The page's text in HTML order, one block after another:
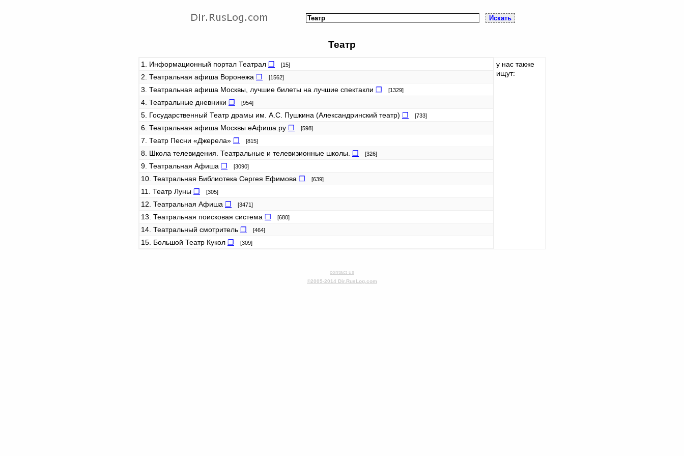
Театр
1. Информационный портал Театрал ❐ [15]
2. Театральная афиша Воронежа ❐ [1562]
3. Театральная афиша Москвы, лучшие билеты на лучшие спектакли ❐ [1329]
4. Театральные дневники ❐ [954]
5. Государственный Театр драмы им. А.С. Пушкина (Александринский театр) ❐ [733]
6. Театральная афиша Москвы еАфиша.ру ❐ [598]
7. Театр Песни «Джерела» ❐ [815]
8. Школа телевидения. Театральные и телевизионные школы. ❐ [326]
9. Театральная Афиша ❐ [3090]
10. Театральная Библиотека Сергея Ефимова ❐ [639]
11. Театр Луны ❐ [305]
12. Театральная Афиша ❐ [3471]
13. Театральная поисковая система ❐ [680]
14. Театральный смотритель ❐ [464]
15. Большой Театр Кукол ❐ [309]
у нас также
ищут:
contact us
©2005-2014 Dir.RusLog.com